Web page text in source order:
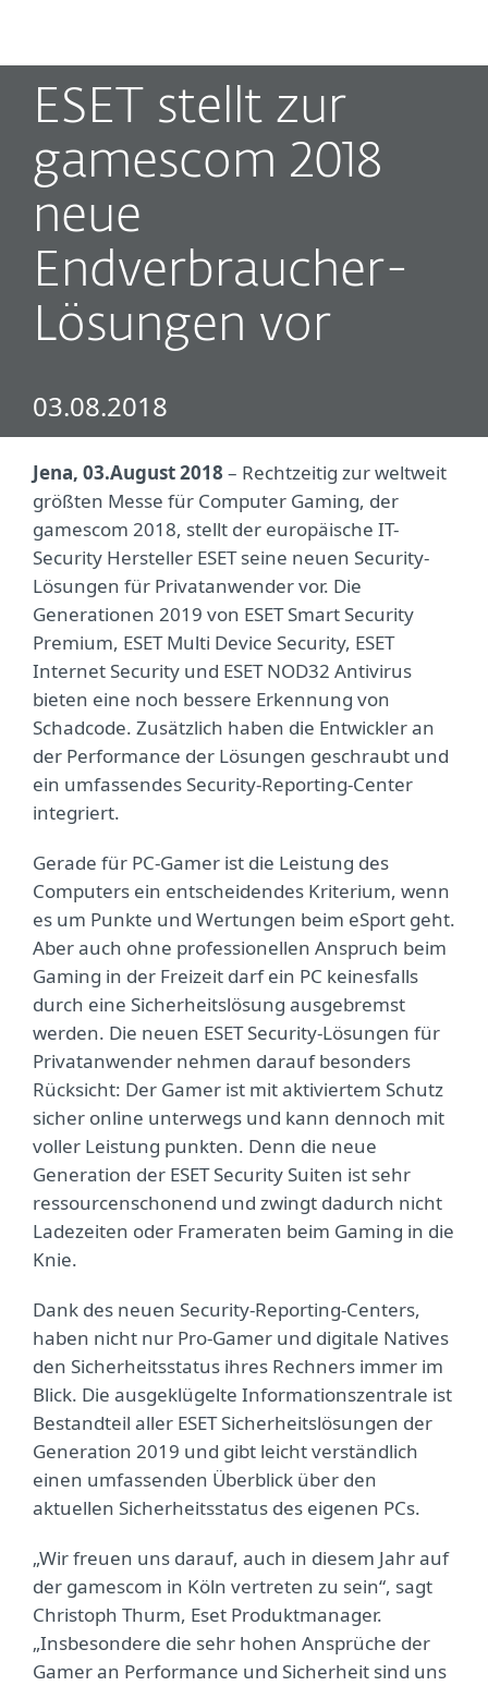
ESET stellt zur
gamescom 2018
neue
Endverbraucher-
Lösungen vor
03.08.2018
Jena, 03.August 2018 – Rechtzeitig zur weltweit
größten Messe für Computer Gaming, der
gamescom 2018, stellt der europäische IT-
Security Hersteller ESET seine neuen Security-
Lösungen für Privatanwender vor. Die
Generationen 2019 von ESET Smart Security
Premium, ESET Multi Device Security, ESET
Internet Security und ESET NOD32 Antivirus
bieten eine noch bessere Erkennung von
Schadcode. Zusätzlich haben die Entwickler an
der Performance der Lösungen geschraubt und
ein umfassendes Security-Reporting-Center
integriert.
Gerade für PC-Gamer ist die Leistung des
Computers ein entscheidendes Kriterium, wenn
es um Punkte und Wertungen beim eSport geht.
Aber auch ohne professionellen Anspruch beim
Gaming in der Freizeit darf ein PC keinesfalls
durch eine Sicherheitslösung ausgebremst
werden. Die neuen ESET Security-Lösungen für
Privatanwender nehmen darauf besonders
Rücksicht: Der Gamer ist mit aktiviertem Schutz
sicher online unterwegs und kann dennoch mit
voller Leistung punkten. Denn die neue
Generation der ESET Security Suiten ist sehr
ressourcenschonend und zwingt dadurch nicht
Ladezeiten oder Frameraten beim Gaming in die
Knie.
Dank des neuen Security-Reporting-Centers,
haben nicht nur Pro-Gamer und digitale Natives
den Sicherheitsstatus ihres Rechners immer im
Blick. Die ausgeklügelte Informationszentrale ist
Bestandteil aller ESET Sicherheitslösungen der
Generation 2019 und gibt leicht verständlich
einen umfassenden Überblick über den
aktuellen Sicherheitsstatus des eigenen PCs.
„Wir freuen uns darauf, auch in diesem Jahr auf
der gamescom in Köln vertreten zu sein“, sagt
Christoph Thurm, Eset Produktmanager.
„Insbesondere die sehr hohen Ansprüche der
Gamer an Performance und Sicherheit sind uns